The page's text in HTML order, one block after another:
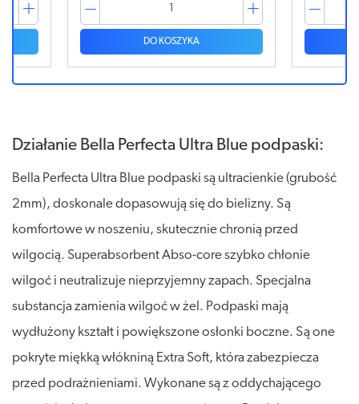
DO KOSZYKA
Działanie Bella Perfecta Ultra Blue podpaski:
Bella Perfecta Ultra Blue podpaski są ultracienkie (grubość
2mm), doskonale dopasowują się do bielizny. Są
komfortowe w noszeniu, skutecznie chronią przed
wilgocią. Superabsorbent Abso-core szybko chłonie
wilgoć i neutralizuje nieprzyjemny zapach. Specjalna
substancja zamienia wilgoć w żel. Podpaski mają
wydłużony kształt i powiększone osłonki boczne. Są one
pokryte miękką włókniną Extra Soft, która zabezpiecza
przed podrażnieniami. Wykonane są z oddychającego